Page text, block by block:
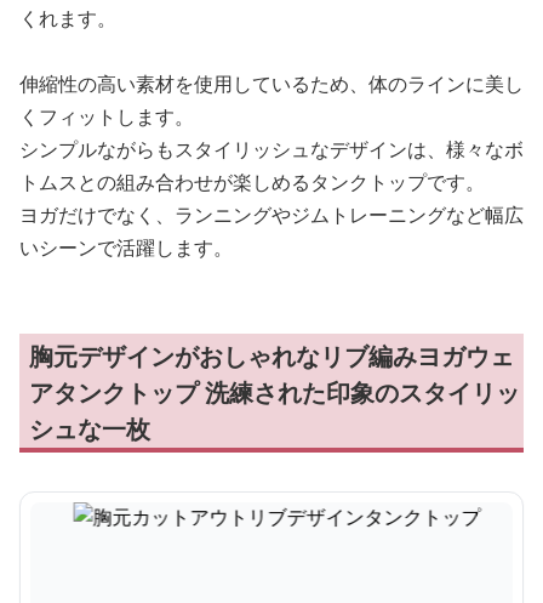
くれます。
伸縮性の高い素材を使用しているため、体のラインに美し
くフィットします。
シンプルながらもスタイリッシュなデザインは、様々なボ
トムスとの組み合わせが楽しめるタンクトップです。
ヨガだけでなく、ランニングやジムトレーニングなど幅広
いシーンで活躍します。
胸元デザインがおしゃれなリブ編みヨガウェ
アタンクトップ 洗練された印象のスタイリッ
シュな一枚